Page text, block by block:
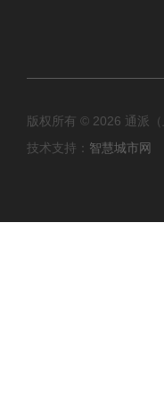
版权所有 © 2026 通派
技术支持： 智慧城市网